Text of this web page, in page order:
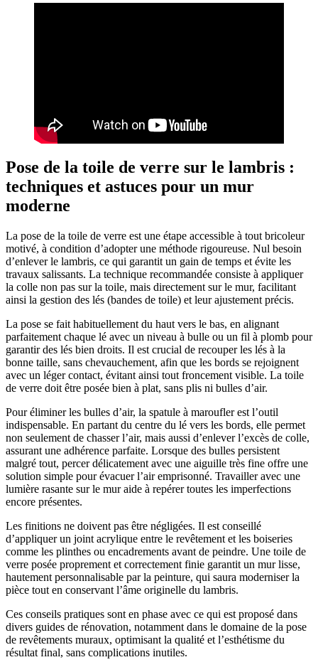
Pose de la toile de verre sur le lambris :
techniques et astuces pour un mur
moderne
La pose de la toile de verre est une étape accessible à tout bricoleur
motivé, à condition d’adopter une méthode rigoureuse. Nul besoin
d’enlever le lambris, ce qui garantit un gain de temps et évite les
travaux salissants. La technique recommandée consiste à appliquer
la colle non pas sur la toile, mais directement sur le mur, facilitant
ainsi la gestion des lés (bandes de toile) et leur ajustement précis.
La pose se fait habituellement du haut vers le bas, en alignant
parfaitement chaque lé avec un niveau à bulle ou un fil à plomb pour
garantir des lés bien droits. Il est crucial de recouper les lés à la
bonne taille, sans chevauchement, afin que les bords se rejoignent
avec un léger contact, évitant ainsi tout froncement visible. La toile
de verre doit être posée bien à plat, sans plis ni bulles d’air.
Pour éliminer les bulles d’air, la spatule à maroufler est l’outil
indispensable. En partant du centre du lé vers les bords, elle permet
non seulement de chasser l’air, mais aussi d’enlever l’excès de colle,
assurant une adhérence parfaite. Lorsque des bulles persistent
malgré tout, percer délicatement avec une aiguille très fine offre une
solution simple pour évacuer l’air emprisonné. Travailler avec une
lumière rasante sur le mur aide à repérer toutes les imperfections
encore présentes.
Les finitions ne doivent pas être négligées. Il est conseillé
d’appliquer un joint acrylique entre le revêtement et les boiseries
comme les plinthes ou encadrements avant de peindre. Une toile de
verre posée proprement et correctement finie garantit un mur lisse,
hautement personnalisable par la peinture, qui saura moderniser la
pièce tout en conservant l’âme originelle du lambris.
Ces conseils pratiques sont en phase avec ce qui est proposé dans
divers guides de rénovation, notamment dans le domaine de la pose
de revêtements muraux, optimisant la qualité et l’esthétisme du
résultat final, sans complications inutiles.